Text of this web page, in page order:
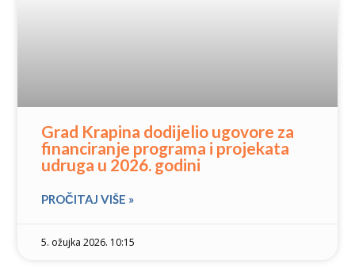
Grad Krapina dodijelio ugovore za
financiranje programa i projekata
udruga u 2026. godini
PROČITAJ VIŠE »
5. ožujka 2026. 10:15